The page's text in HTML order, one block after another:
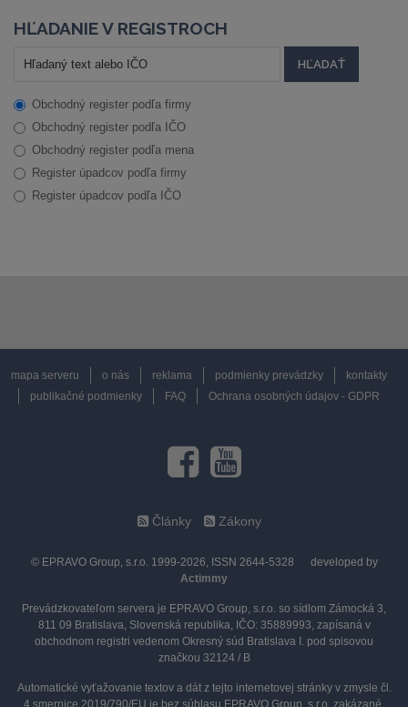
HĽADANIE V REGISTROCH
Obchodný register podľa firmy
Obchodný register podľa IČO
Obchodný register podľa mena
Register úpadcov podľa firmy
Register úpadcov podľa IČO
mapa serveru o nás reklama podmienky prevádzky
kontakty
publikačné podmienky
FAQ Ochrana osobných údajov - GDPR
Články Zákony
© EPRAVO Group, s.r.o. 1999-2026, ISSN 2644-5328
developed by
Actimmy
Prevádzkovateľom servera je EPRAVO Group, s.r.o. so sídlom Zámocká 3,
811 09 Bratislava, Slovenská republika, IČO: 35889993, zapísaná v
obchodnom registri vedenom Okresný súd Bratislava I. pod spisovou
značkou 32124 / B
Automatické vyťažovanie textov a dát z tejto internetovej stránky v zmysle čl.
4 smernice 2019/790/EU je bez súhlasu EPRAVO Group, s.r.o. zakázané.